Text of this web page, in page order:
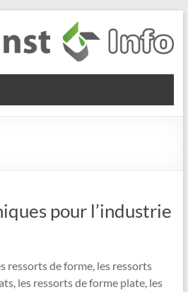
pour l’industrie
ressorts de forme, les ressorts
les ressorts de forme plate, les